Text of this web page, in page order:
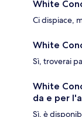
White
Ci dispiace,
White
Sì, troverai
White
da e per
Sì, è